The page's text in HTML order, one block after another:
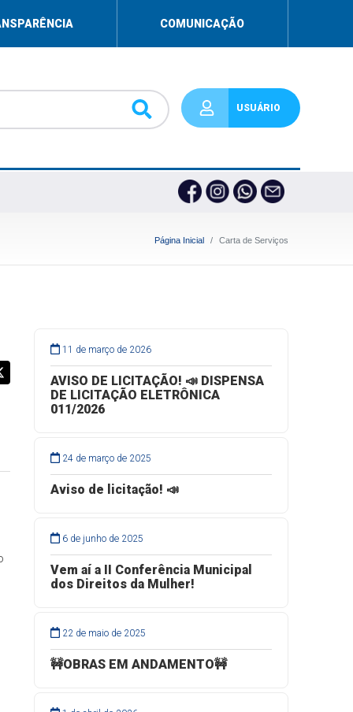
COMUNICAÇÃO
USUÁRIO
Página Inicial Carta de Serviços
11 de março de 2026
AVISO DE LICITAÇÃO! 📣 DISPENSA
DE LICITAÇÃO ELETRÔNICA
011/2026
24 de março de 2025
Aviso de licitação! 📣
6 de junho de 2025
Vem aí a II Conferência Municipal
dos Direitos da Mulher!
22 de maio de 2025
🚧OBRAS EM ANDAMENTO🚧